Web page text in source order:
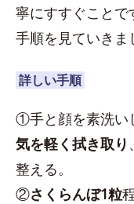
寧にすすぐこと
手順を見ていきま
詳しい手順
①手と顔を素洗い
気を軽く拭き取り
整える。
②さくらんぼ1粒